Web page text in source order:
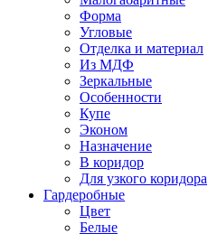
Форма
Угловые
Отделка и материал
Из МДФ
Зеркальные
Особенности
Купе
Эконом
Назначение
В коридор
Для узкого коридора
Гардеробные
Цвет
Белые